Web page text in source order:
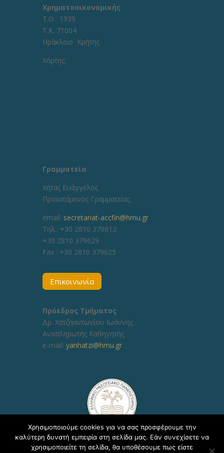
Χρηματοοικονομικής
Τ.Θ. 1939
Τ.Κ. 71004
Ηράκλειο Κρήτης
Χάρτης:
Γραμματεία
Χήτας Ευάγγελος
Προϊστάμενος Γραμματείας
email: secretariat-accfin@hmu.gr
Τηλ.: +30 2810 379612
+30 2810 379629
Fax : +30 2810 379625
Επικοινωνία
Πρόεδρος Τμήματος
Δρ. Χατζηαντωνίου Ιωάννης
Αναπληρωτής Καθηγητής
e-mail: yanhatzi@hmu.gr
Χρησιμοποιούμε cookies για να σας προσφέρουμε την
καλύτερη δυνατή εμπειρία στη σελίδα μας. Εάν συνεχίσετε να
χρησιμοποιείτε τη σελίδα, θα υποθέσουμε πως είστε